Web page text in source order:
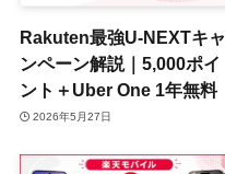
Rakuten最強U-NEXTキャ
ンペーン解説｜5,000ポイ
ント＋Uber One 1年無料
2026年5月27日